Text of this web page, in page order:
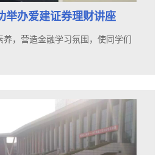
举办爱建证券理财讲座
，营造金融学习氛围，使同学们